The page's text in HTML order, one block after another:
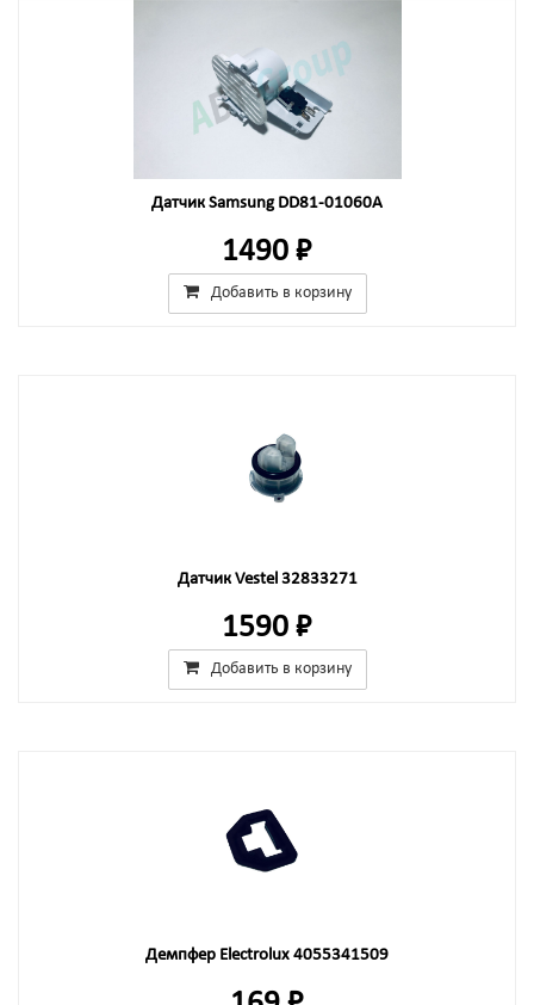
Датчик Samsung DD81-01060A
1490 ₽
Добавить в корзину
Датчик Vestel 32833271
1590 ₽
Добавить в корзину
Демпфер Electrolux 4055341509